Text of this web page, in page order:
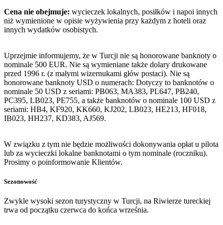
Cena nie obejmuje: wycieczek lokalnych, posiłków i napoi innych
niż wymienione w opisie wyżywienia przy każdym z hoteli oraz
innych wydatków osobistych.
Uprzejmie informujemy, że w Turcji nie są honorowane banknoty o
nominale 500 EUR. Nie są wymieniane także dolary drukowane
przed 1996 r. (z małymi wizernukami głów postaci). Nie są
honorowane banknoty USD o numerach: Dotyczy to banknotów o
nominale 50 USD z seriami: PB063, MA383, PL647, PB240,
PC395, LB023, PE755, a także banknotów o nominale 100 USD z
seriami: HB4, KF920, KK660, KJ202, LB023, HE213, HF018,
IB023, HH237, KD383, AJ569.
W związku z tym nie będzie możliwości dokonywania opłat u pilota
lub za wycieczki lokalne banknotami o tym nominale (roczniku).
Prosimy o poinformowanie Klientów.
Sezonowość
Zwykle wysoki sezon turystyczny w Turcji, na Riwierze tureckiej
trwa od początku czerwca do końca września.